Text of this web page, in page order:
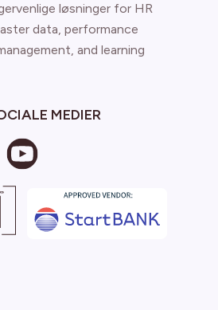
løsninger for HR
data, performance
and learning
MEDIER